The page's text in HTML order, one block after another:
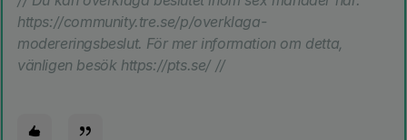
https://community.tre.se/p/overklaga-
modereringsbeslut. För mer information om detta,
vänligen besök https://pts.se/ //